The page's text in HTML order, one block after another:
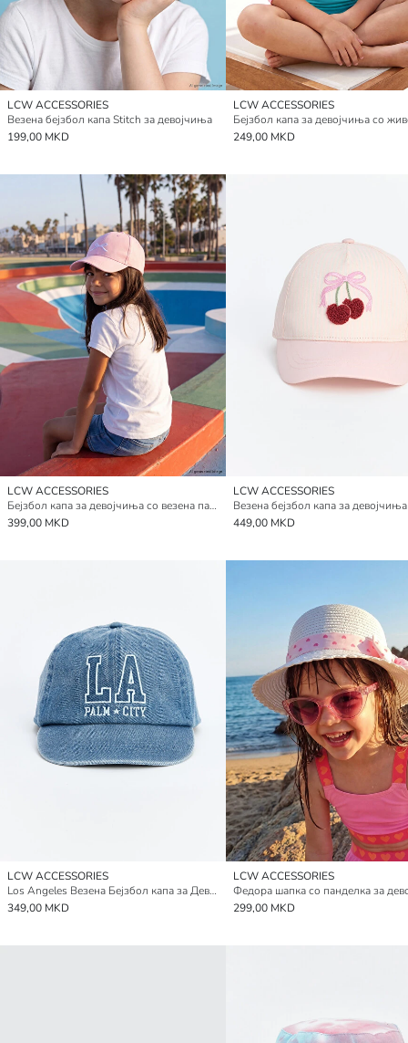
LCW ACCESSORIES
Везена бејзбол капа Stitch за девојчиња
199,00 MKD
LCW ACCESSORIES
249,00 MKD
LCW ACCESSORIES
Бејзбол капа за девојчиња со везена панделка
399,00 MKD
LCW ACCESSORIES
449,00 MKD
LCW ACCESSORIES
Los Angeles Везенa Бејзбол капа за Девојчиња
349,00 MKD
LCW ACCESSORIES
Федора шапка со панделка за
299,00 MKD